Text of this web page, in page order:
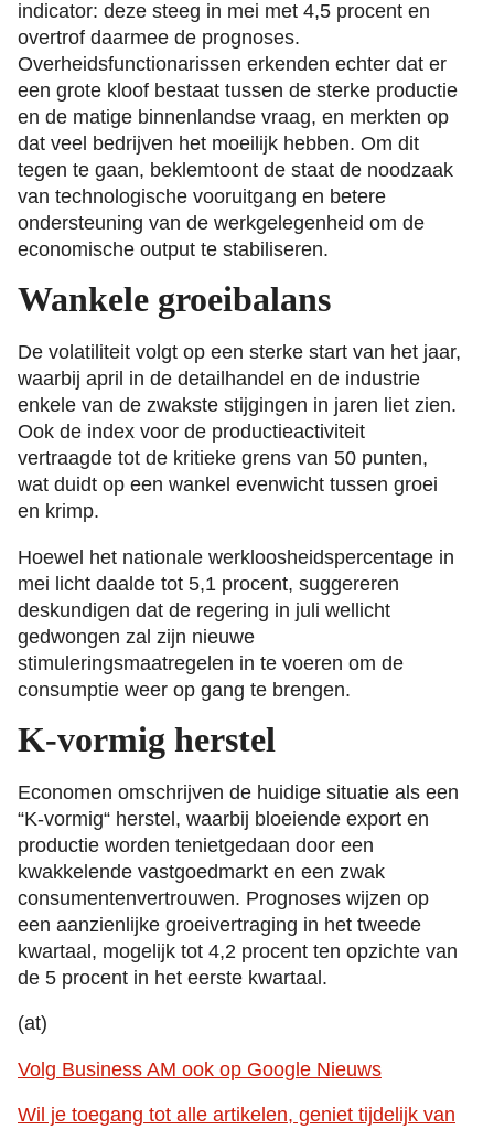
indicator: deze steeg in mei met 4,5 procent en
overtrof daarmee de prognoses.
Overheidsfunctionarissen erkenden echter dat er
een grote kloof bestaat tussen de sterke productie
en de matige binnenlandse vraag, en merkten op
dat veel bedrijven het moeilijk hebben. Om dit
tegen te gaan, beklemtoont de staat de noodzaak
van technologische vooruitgang en betere
ondersteuning van de werkgelegenheid om de
economische output te stabiliseren.
Wankele groeibalans
De volatiliteit volgt op een sterke start van het jaar,
waarbij april in de detailhandel en de industrie
enkele van de zwakste stijgingen in jaren liet zien.
Ook de index voor de productieactiviteit
vertraagde tot de kritieke grens van 50 punten,
wat duidt op een wankel evenwicht tussen groei
en krimp.
Hoewel het nationale werkloosheidspercentage in
mei licht daalde tot 5,1 procent, suggereren
deskundigen dat de regering in juli wellicht
gedwongen zal zijn nieuwe
stimuleringsmaatregelen in te voeren om de
consumptie weer op gang te brengen.
K-vormig herstel
Economen omschrijven de huidige situatie als een
“K-vormig“ herstel, waarbij bloeiende export en
productie worden tenietgedaan door een
kwakkelende vastgoedmarkt en een zwak
consumentenvertrouwen. Prognoses wijzen op
een aanzienlijke groeivertraging in het tweede
kwartaal, mogelijk tot 4,2 procent ten opzichte van
de 5 procent in het eerste kwartaal.
(at)
Volg Business AM ook op Google Nieuws
Wil je toegang tot alle artikelen, geniet tijdelijk van